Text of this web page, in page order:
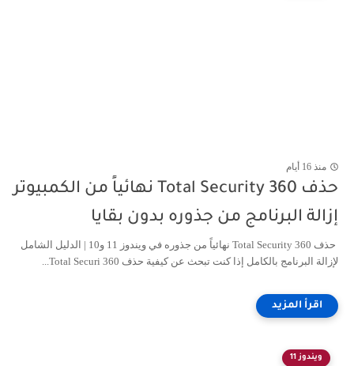
منذ 16 أيام
حذف 360 Total Security نهائياً من الكمبيوتر
إزالة البرنامج من جذوره بدون بقايا
حذف 360 Total Security نهائياً من جذوره في ويندوز 11 و10 | الدليل الشامل
لإزالة البرنامج بالكامل إذا كنت تبحث عن كيفية حذف 360 Total Securi...
ويندوز 11